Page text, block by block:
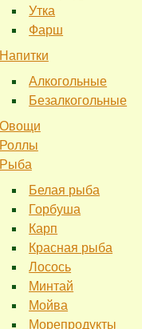
Утка
Фарш
Напитки
Алкогольные
Безалкогольные
Овощи
Роллы
Рыба
Белая рыба
Горбуша
Карп
Красная рыба
Лосось
Минтай
Мойва
Морепродукты